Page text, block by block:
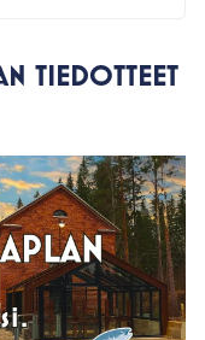
TIEDOTTEET